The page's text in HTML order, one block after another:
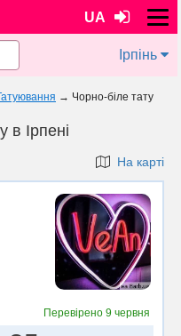
UA
Ірпінь
→ Чорно-біле тату
в Ірпені
На карті
Перевірено 9 червня